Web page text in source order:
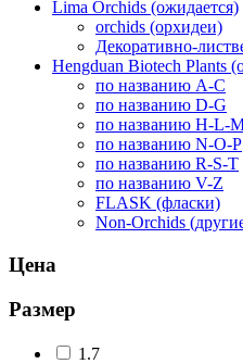
Lima Orchids (ожидается)
orchids (орхидеи)
Декоративно-
Hengduan Biotech Plants
по названию A-C
по названию D-G
по названию H-L-
по названию N-O-P
по названию R-S-T
по названию V-Z
FLASK (фласки)
Non-Orchids
Цена
Размер
1.7